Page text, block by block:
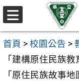
跳至主要內容區
首頁 > 校園公告 >
「建構原住民族
「原住民族故事地
選
單